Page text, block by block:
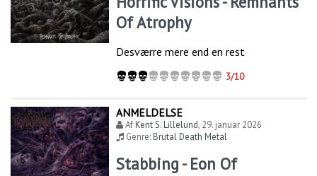
Of Atrophy
Desværre mere end en rest
3/10
ANMELDELSE
AfKent S. Lillelund, 29. januar 2026
Genre:Brutal Death Metal
Stabbing - Eon Of